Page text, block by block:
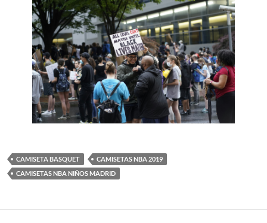
CAMISETA BASQUET
CAMISETAS NBA 2019
CAMISETAS NBA NIÑOS MADRID